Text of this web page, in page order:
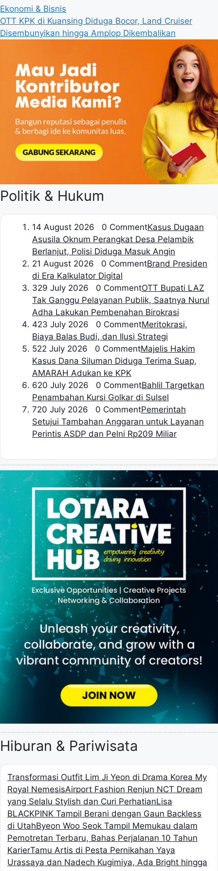
Ekonomi & Bisnis
OTT KPK di Kuansing Diduga Bocor, Land Cruiser
Disembunyikan hingga Amplop Dikembalikan
Politik & Hukum
14 August 2026 0 CommentKasus Dugaan
Asusila Oknum Perangkat Desa Pelambik
Berlanjut, Polisi Diduga Masuk Angin
21 August 2026 0 CommentBrand Presiden
di Era Kalkulator Digital
329 July 2026 0 CommentOTT Bupati LAZ
Tak Ganggu Pelayanan Publik, Saatnya Nurul
Adha Lakukan Pembenahan Birokrasi
423 July 2026 0 CommentMeritokrasi,
Biaya Balas Budi, dan Ilusi Strategi
522 July 2026 0 CommentMajelis Hakim
Kasus Dana Siluman Diduga Terima Suap,
AMARAH Adukan ke KPK
620 July 2026 0 CommentBahlil Targetkan
Penambahan Kursi Golkar di Sulsel
720 July 2026 0 CommentPemerintah
Setujui Tambahan Anggaran untuk Layanan
Perintis ASDP dan Pelni Rp209 Miliar
Hiburan & Pariwisata
Transformasi Outfit Lim Ji Yeon di Drama Korea My
Royal NemesisAirport Fashion Renjun NCT Dream
yang Selalu Stylish dan Curi PerhatianLisa
BLACKPINK Tampil Berani dengan Gaun Backless
di UtahByeon Woo Seok Tampil Memukau dalam
Pemotretan Terbaru, Bahas Perjalanan 10 Tahun
KarierTamu Artis di Pesta Pernikahan Yaya
Urassaya dan Nadech Kugimiya, Ada Bright hingga